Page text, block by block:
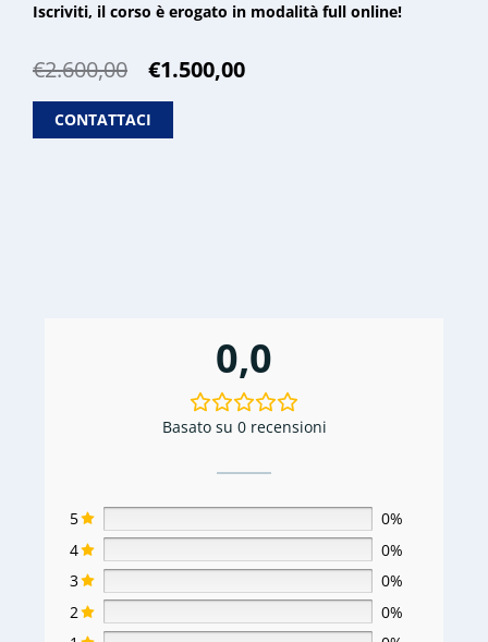
Iscriviti, il corso è erogato in modalità full online!
€2.600,00
Il
originale
era:
€1.500,00Il
CONTATTACI
0,0
Basato su 0 recensioni
5
0%
4
0%
3
0%
2
0%